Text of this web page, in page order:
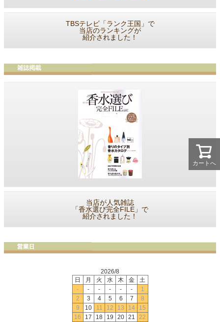
カートへ
TBSテレビ「ランク王国」で
当店のランキングが
紹介されました！
当店が人気雑誌
「香水選び完全FILE」で
紹介されました！
2026/8
日
月 火 水 木 金
土
-
- - - - -
1
2
3 4 5 6 7
8
9
10 11 12 13 14
15
16
17 18 19 20 21 22